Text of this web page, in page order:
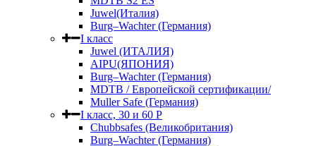
Juwel(Италия)
Burg–Wachter (Германия)
I класс
Juwel (ИТАЛИЯ)
AIPU(ЯПОНИЯ)
Burg–Wachter (Германия)
MDTB / Европейской сертификации/
Muller Safe (Германия)
I класс, 30 и 60 P
Chubbsafes (Великобритания)
Burg–Wachter (Германия)